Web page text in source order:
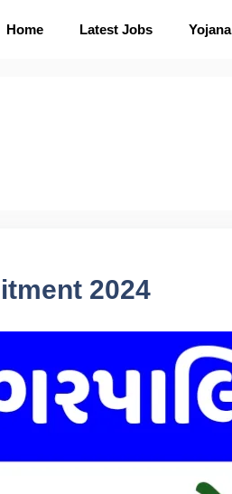
Home Latest Jobs Yojana
2024